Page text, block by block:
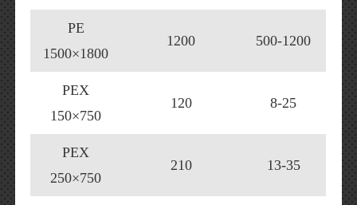
PE
1500×1800
1200 500-1200
PEX
150×750
120 8-25
PEX
250×750
210 13-35